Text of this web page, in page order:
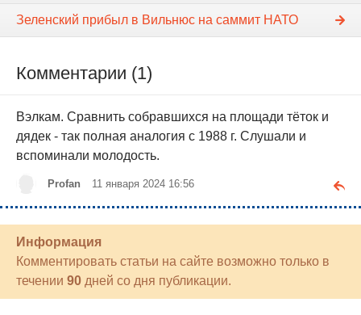
Зеленский прибыл в Вильнюс на саммит НАТО
Комментарии (1)
Вэлкам. Сравнить собравшихся на площади тёток и
дядек - так полная аналогия с 1988 г. Слушали и
вспоминали молодость.
Profan 11 января 2024 16:56
Информация
Комментировать статьи на сайте возможно только в
течении 90 дней со дня публикации.